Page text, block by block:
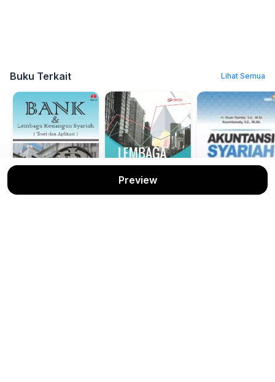
Buku Terkait Lihat Semua
Preview